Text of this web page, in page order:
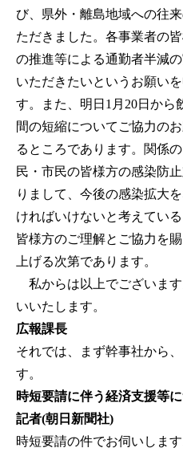
び、県外・離島地域への往
ただきました。各事業者の
の推進等による通勤者半減
いただきたいというお願い
す。また、明日1月20日から
間の短縮についてご協力の
るところであります。関係
民・市民の皆様方の感染防
りまして、今後の感染拡大
ければいけないと考えてい
皆様方のご理解とご協力を
上げる次第であります。
私からは以上でございま
いいたします。
広報課長
それでは、まず幹事社から
す。
時短要請に伴う経済支援等
記者(朝日新聞社)
時短要請の件でお伺いしま